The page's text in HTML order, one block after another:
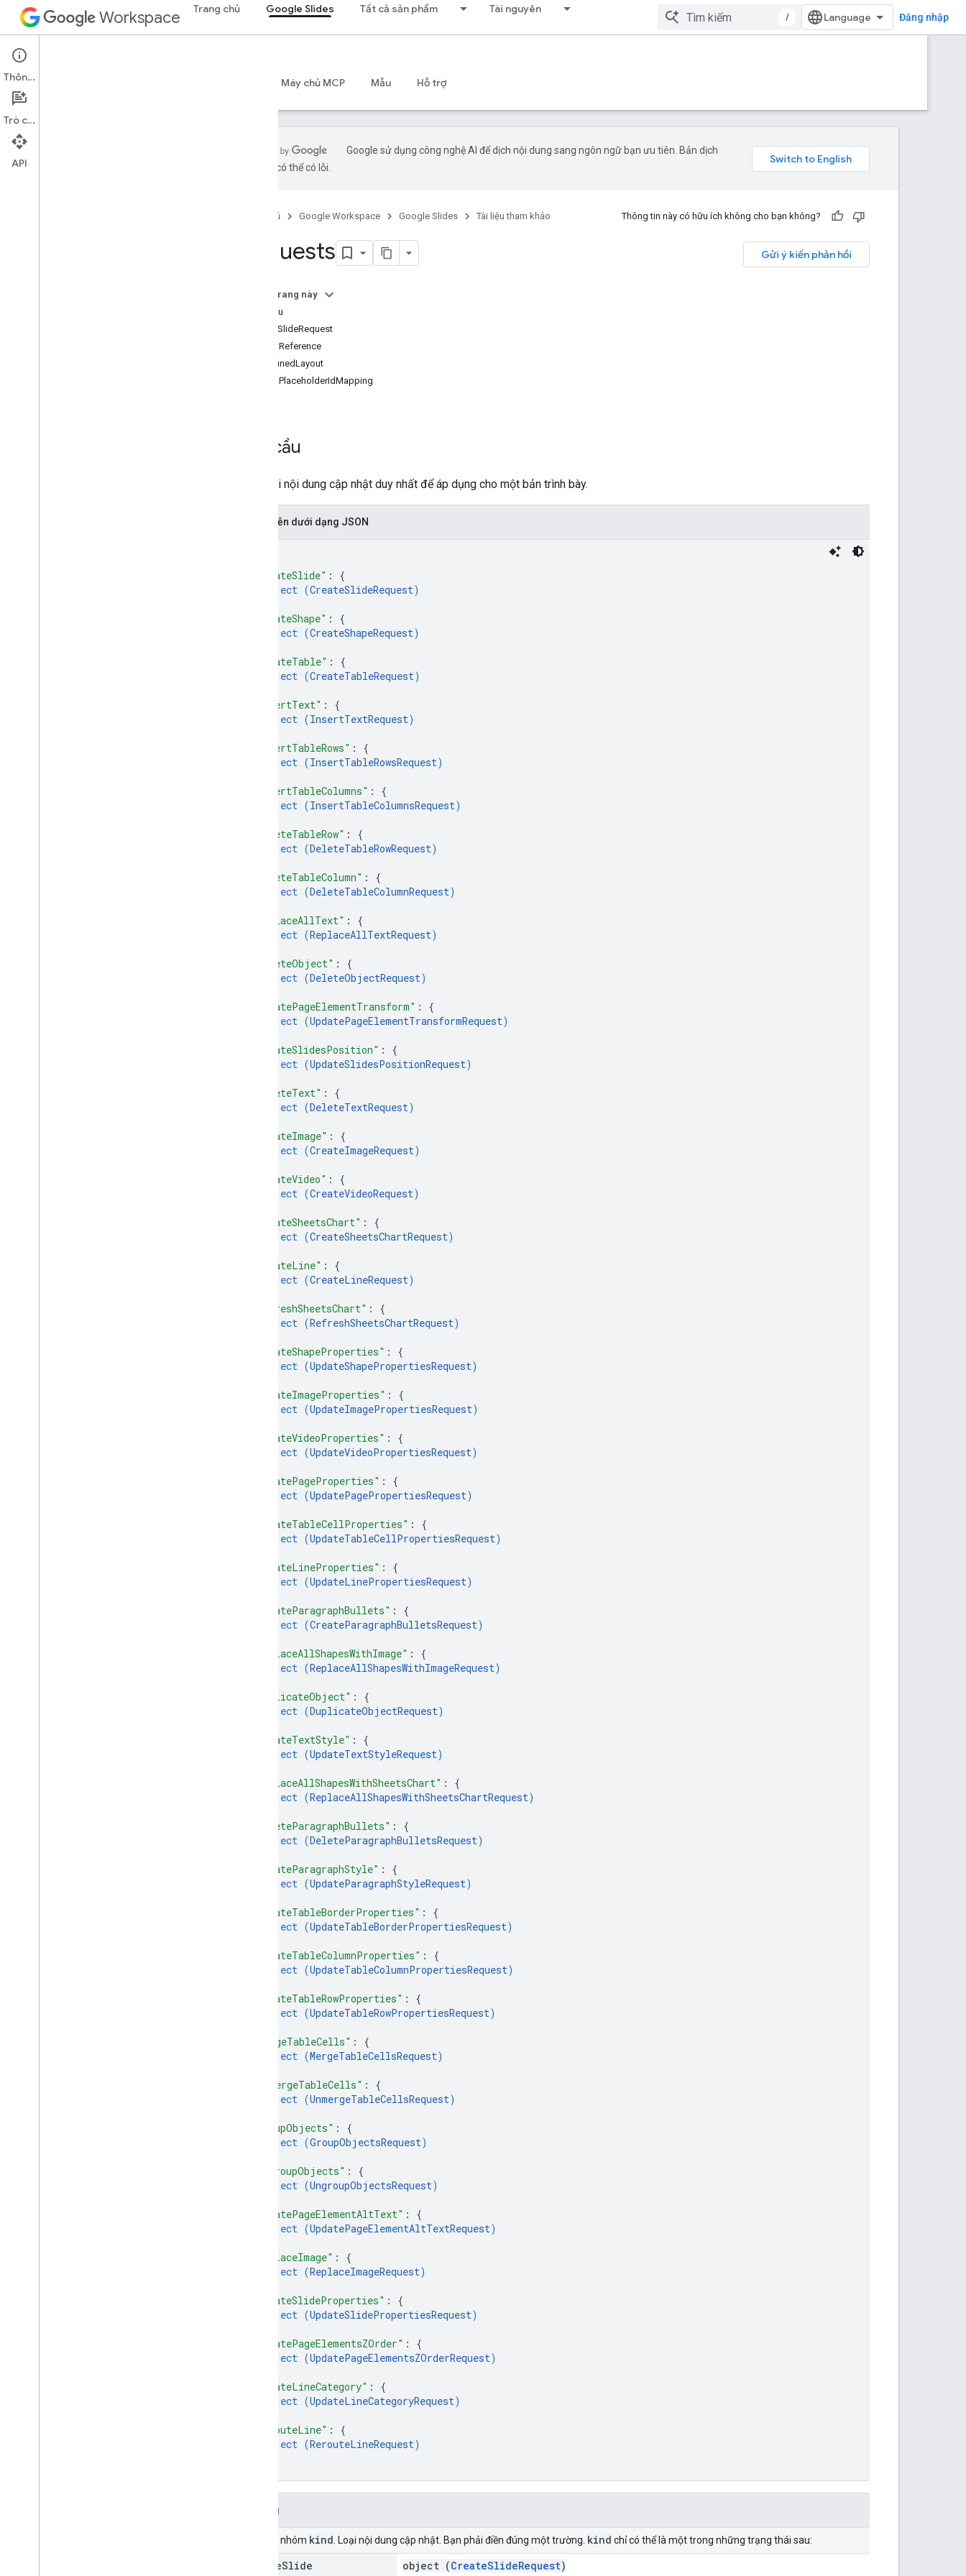
Workspace Trang chủ Google Slides Tất cả sản phẩm Tài nguyên
/ Đăng nhập
Google Slides
Tổng quan Máy chủ MCP Mẫu Hỗ trợ
Google sử dụng công nghệ AI để dịch nội dung sang ngôn ngữ bạn ưu tiên. Bản dịch
bằng AI có thể có lỗi.
Trang chủ Google Workspace Google Slides Tài liệu tham khảo Thông tin này có hữu ích không cho bạn không?
Gửi ý kiến phản hồi
Requests
Trên trang này
Yêu cầu
CreateSlideRequest
LayoutReference
PredefinedLayout
LayoutPlaceholderIdMapping
Yêu cầu
Một loại nội dung cập nhật duy nhất để áp dụng cho một bản trình bày.
Biểu diễn dưới dạng JSON
"createSlide" : {
object (CreateSlideRequest)
"createShape" : {
object (CreateShapeRequest)
"createTable" : {
object (CreateTableRequest)
"insertText" : {
object (InsertTextRequest)
"insertTableRows" : {
object (InsertTableRowsRequest)
"insertTableColumns" : {
object (InsertTableColumnsRequest)
"deleteTableRow" : {
object (DeleteTableRowRequest)
"deleteTableColumn" : {
object (DeleteTableColumnRequest)
"replaceAllText" : {
object (ReplaceAllTextRequest)
"deleteObject" : {
object (DeleteObjectRequest)
"updatePageElementTransform" : {
object (UpdatePageElementTransformRequest)
"updateSlidesPosition" : {
object (UpdateSlidesPositionRequest)
"deleteText" : {
object (DeleteTextRequest)
"createImage" : {
object (CreateImageRequest)
"createVideo" : {
object (CreateVideoRequest)
"createSheetsChart" : {
object (CreateSheetsChartRequest)
"createLine" : {
object (CreateLineRequest)
"refreshSheetsChart" : {
object (RefreshSheetsChartRequest)
"updateShapeProperties" : {
object (UpdateShapePropertiesRequest)
"updateImageProperties" : {
object (UpdateImagePropertiesRequest)
"updateVideoProperties" : {
object (UpdateVideoPropertiesRequest)
"updatePageProperties" : {
object (UpdatePagePropertiesRequest)
"updateTableCellProperties" : {
object (UpdateTableCellPropertiesRequest)
"updateLineProperties" : {
object (UpdateLinePropertiesRequest)
"createParagraphBullets" : {
object (CreateParagraphBulletsRequest)
"replaceAllShapesWithImage" : {
object (ReplaceAllShapesWithImageRequest)
"duplicateObject" : {
object (DuplicateObjectRequest)
"updateTextStyle" : {
object (UpdateTextStyleRequest)
"replaceAllShapesWithSheetsChart" : {
object (ReplaceAllShapesWithSheetsChartRequest)
"deleteParagraphBullets" : {
object (DeleteParagraphBulletsRequest)
"updateParagraphStyle" : {
object (UpdateParagraphStyleRequest)
"updateTableBorderProperties" : {
object (UpdateTableBorderPropertiesRequest)
"updateTableColumnProperties" : {
object (UpdateTableColumnPropertiesRequest)
"updateTableRowProperties" : {
object (UpdateTableRowPropertiesRequest)
"mergeTableCells" : {
object (MergeTableCellsRequest)
"unmergeTableCells" : {
object (UnmergeTableCellsRequest)
"groupObjects" : {
object (GroupObjectsRequest)
"ungroupObjects" : {
object (UngroupObjectsRequest)
"updatePageElementAltText" : {
object (UpdatePageElementAltTextRequest)
"replaceImage" : {
object (ReplaceImageRequest)
"updateSlideProperties" : {
object (UpdateSlidePropertiesRequest)
"updatePageElementsZOrder" : {
object (UpdatePageElementsZOrderRequest)
"updateLineCategory" : {
object (UpdateLineCategoryRequest)
"rerouteLine" : {
object (RerouteLineRequest)
Trường
Trường nhóm kind . Loại nội dung cập nhật. Bạn phải điền đúng một trường. kind chỉ có thể là một trong những trạng thái sau:
createSlide object (CreateSlideRequest)
Thông tin
Trò chuyện
API